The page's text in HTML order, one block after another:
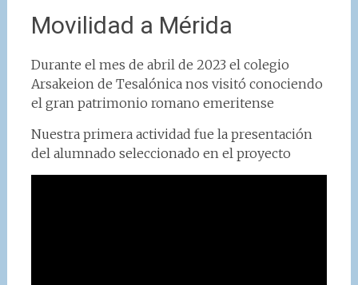
Movilidad a Mérida
Durante el mes de abril de 2023 el colegio
Arsakeion de Tesalónica nos visitó conociendo
el gran patrimonio romano emeritense
Nuestra primera actividad fue la presentación
del alumnado seleccionado en el proyecto